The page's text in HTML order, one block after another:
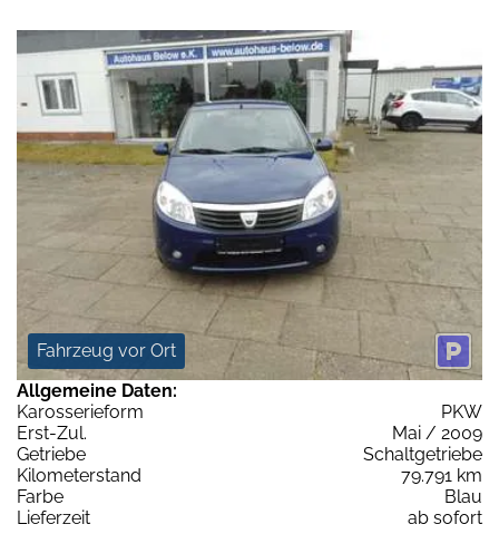
Fahrzeug vor Ort
Allgemeine Daten:
Karosserieform
PKW
Erst-Zul.
Mai / 2009
Getriebe
Schaltgetriebe
Kilometerstand
79.791 km
Farbe
Blau
Lieferzeit
ab sofort